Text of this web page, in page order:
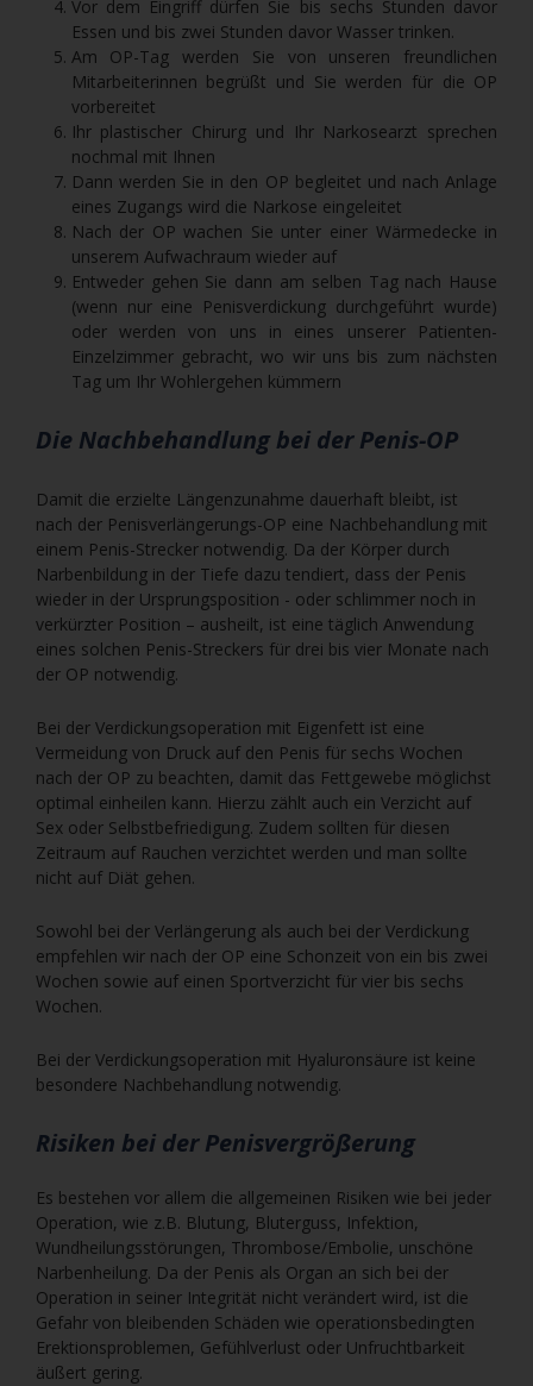
Vor dem Eingriff dürfen Sie bis sechs Stunden davor
Essen und bis zwei Stunden davor Wasser trinken.
Am OP-Tag werden Sie von unseren freundlichen
Mitarbeiterinnen begrüßt und Sie werden für die OP
vorbereitet
Ihr plastischer Chirurg und Ihr Narkosearzt sprechen
nochmal mit Ihnen
Dann werden Sie in den OP begleitet und nach Anlage
eines Zugangs wird die Narkose eingeleitet
Nach der OP wachen Sie unter einer Wärmedecke in
unserem Aufwachraum wieder auf
Entweder gehen Sie dann am selben Tag nach Hause
(wenn nur eine Penisverdickung durchgeführt wurde)
oder werden von uns in eines unserer Patienten-
Einzelzimmer gebracht, wo wir uns bis zum nächsten
Tag um Ihr Wohlergehen kümmern
Die Nachbehandlung bei der Penis-OP
Damit die erzielte Längenzunahme dauerhaft bleibt, ist
nach der Penisverlängerungs-OP eine Nachbehandlung mit
einem Penis-Strecker notwendig. Da der Körper durch
Narbenbildung in der Tiefe dazu tendiert, dass der Penis
wieder in der Ursprungsposition - oder schlimmer noch in
verkürzter Position – ausheilt, ist eine täglich Anwendung
eines solchen Penis-Streckers für drei bis vier Monate nach
der OP notwendig.
Bei der Verdickungsoperation mit Eigenfett ist eine
Vermeidung von Druck auf den Penis für sechs Wochen
nach der OP zu beachten, damit das Fettgewebe möglichst
optimal einheilen kann. Hierzu zählt auch ein Verzicht auf
Sex oder Selbstbefriedigung. Zudem sollten für diesen
Zeitraum auf Rauchen verzichtet werden und man sollte
nicht auf Diät gehen.
Sowohl bei der Verlängerung als auch bei der Verdickung
empfehlen wir nach der OP eine Schonzeit von ein bis zwei
Wochen sowie auf einen Sportverzicht für vier bis sechs
Wochen.
Bei der Verdickungsoperation mit Hyaluronsäure ist keine
besondere Nachbehandlung notwendig.
Risiken bei der Penisvergrößerung
Es bestehen vor allem die allgemeinen Risiken wie bei jeder
Operation, wie z.B. Blutung, Bluterguss, Infektion,
Wundheilungsstörungen, Thrombose/Embolie, unschöne
Narbenheilung. Da der Penis als Organ an sich bei der
Operation in seiner Integrität nicht verändert wird, ist die
Gefahr von bleibenden Schäden wie operationsbedingten
Erektionsproblemen, Gefühlverlust oder Unfruchtbarkeit
äußert gering.